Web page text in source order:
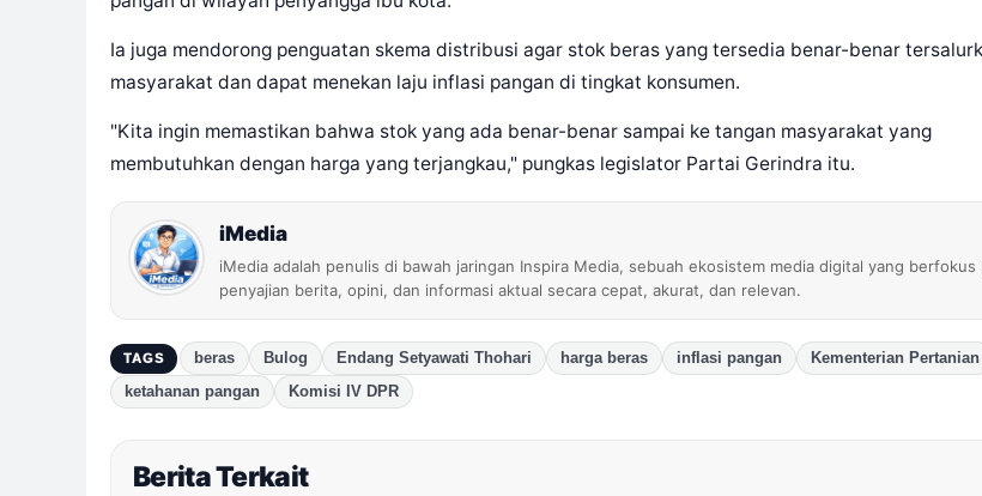
Ia juga mendorong penguatan skema distribusi agar stok beras yang tersedia benar-benar
masyarakat dan dapat menekan laju inflasi pangan di tingkat konsumen.
"Kita ingin memastikan bahwa stok yang ada benar-benar sampai ke tangan masyarakat yang
membutuhkan dengan harga yang terjangkau," pungkas legislator Partai Gerindra itu.
iMedia
iMedia adalah penulis di bawah jaringan Inspira Media, sebuah ekosistem media digital yang berfokus
penyajian berita, opini, dan informasi aktual secara cepat, akurat, dan relevan.
TAGS beras Bulog Endang Setyawati Thohari harga beras inflasi pangan
Kementerian Pertanian
ketahanan pangan
Komisi IV DPR
Berita Terkait